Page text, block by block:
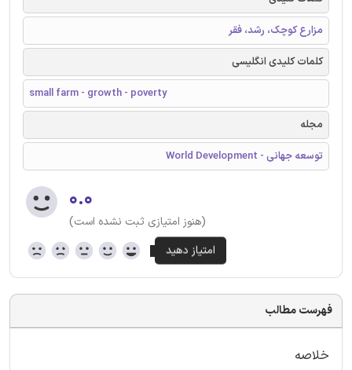
مزارع کوچک، رشد، فقر
کلمات کلیدی انگلیسی
small farm - growth - poverty
مجله
توسعه جهانی - World Development
۰.۰
(هنوز امتیازی ثبت نشده است)
فهرست مطالب
خلاصه